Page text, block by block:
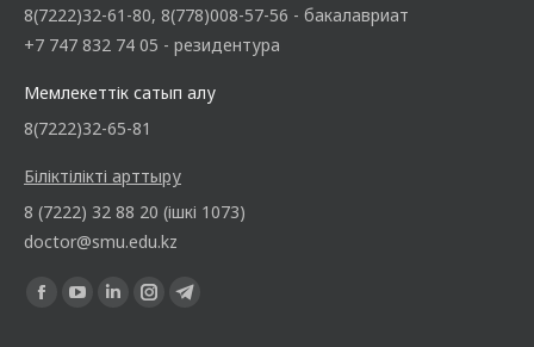
8(7222)32-61-80, 8(778)008-57-56 - бакалавриат
+7 747 832 74 05 - резидентура
Мемлекеттік сатып алу
8(7222)32-65-81
Біліктілікті арттыру
8 (7222) 32 88 20 (ішкі 1073)
doctor@smu.edu.kz
Find us on: